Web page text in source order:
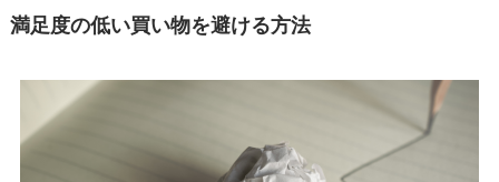
満足度の低い買い物を避ける方法